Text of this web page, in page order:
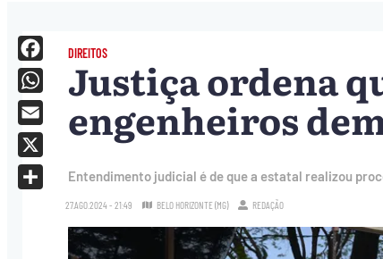
DIREITOS
Justiça ordena
engenheiros
Entendimento judicial é de que a estatal realizou
27.AGO.2024 - 21:49 BELO HORIZONTE (MG) REDAÇÃO
Facebook
WhatsApp
Email
X